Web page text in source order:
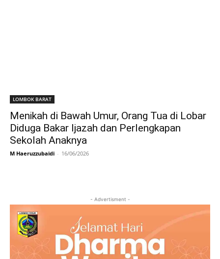
LOMBOK BARAT
Menikah di Bawah Umur, Orang Tua di Lobar
Diduga Bakar Ijazah dan Perlengkapan
Sekolah Anaknya
M Haeruzzubaidi - 16/06/2026
- Advertisment -